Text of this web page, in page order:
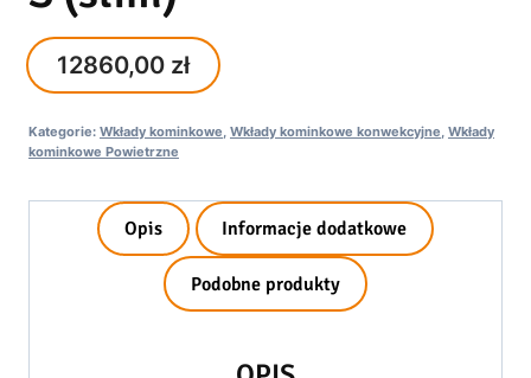
12860,00 zł
Kategorie: Wkłady kominkowe Wkłady kominkowe konwekcyjne Wkłady
kominkowe Powietrzne
Opis Informacje dodatkowe
Podobne produkty